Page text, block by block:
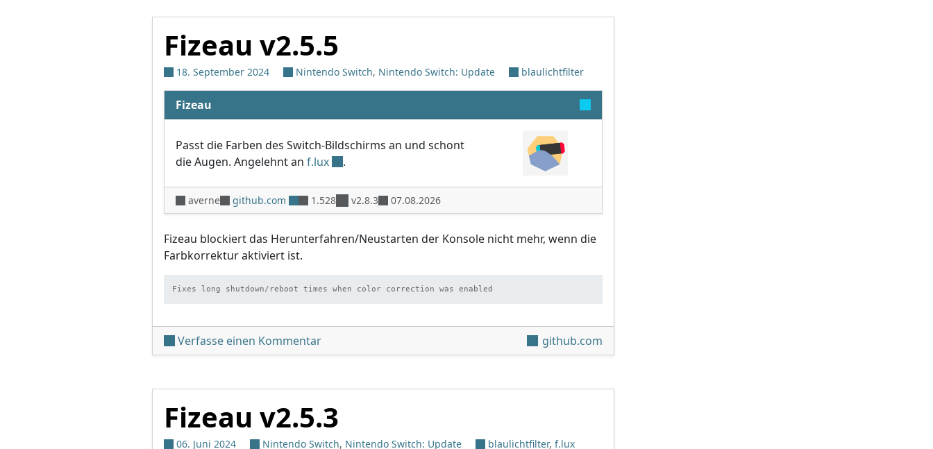
Fizeau v2.5.5
18. September 2024 Nintendo Switch, Nintendo Switch: Update blaulichtfilter
Fizeau
Passt die Farben des Switch-Bildschirms an und schont
die Augen. Angelehnt an f.lux .
averne github.com 1.528 v2.8.3 07.08.2026
Fizeau blockiert das Herunterfahren/Neustarten der Konsole nicht mehr, wenn die
Farbkorrektur aktiviert ist.
Fixes long shutdown/reboot times when color correction was enabled
Verfasse einen Kommentarunter 'Fizeau v2.5.5' github.com
Fizeau v2.5.3
06. Juni 2024 Nintendo Switch, Nintendo Switch: Update blaulichtfilter, f.lux